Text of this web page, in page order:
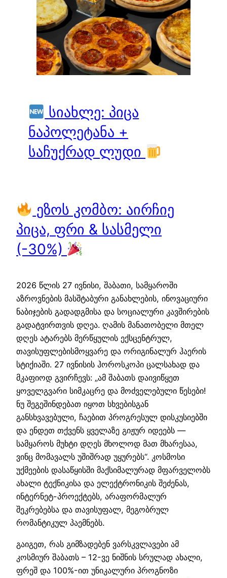
სიახლე: პიცა
ნაპოლეტანა +
საჩუქრად ლუდი
ეზოს კომბო: აირჩიე
პიცა, ფრი & სასმელი
(-30%)
2026 წლის 27 ივნისი, შაბათი, სამყაროში
აზროვნების მასშტაბური განახლების, ინოვაციური
ნაბიჯების გადადგმისა და სოციალური კავშირების
გადატვირთვის დღეა. ღამის მანათობელი მთელ
დღეს ატარებს მერწყულის ექსცენტრულ,
თავისუფლებისმოყვარე და ორიგინალურ ჰაერის
სტიქიაში. 27 ივნისის ჰოროსკოპი ცალსახად და
მკაფიოდ გვირჩევს: „ამ შაბათს დაივიწყეთ
ყოველგვარი სიმკაცრე და მოძველებული წესები!
ნუ შეგეშინდებათ იყოთ სხვებისგან
განსხვავებული, ჩაებით პროგრესულ დისკუსიებში
და ენდეთ თქვენს ყველაზე გიჟურ იდეებს —
სამყაროს მუხტი დღეს მხოლოდ მათ მხარესაა,
ვინც მომავალს უშიშრად უყურებს“. კოსმოსი
უქმეების დასაწყისში მაქსიმალურად მფარველობს
ახალი ტექნიკისა და ელექტრონიკის შეძენას,
ინტერნეტ-პროექტებს, არაფორმალურ
შეკრებებსა და თავისუფალ, მეგობრულ
რომანტიკულ პაემნებს.
გაიგეთ, რას გიმზადებენ ვარსკვლავები ამ
კოსმიურ შაბათს – 12-ვე ნიშნის სრულად ახალი,
ფრეშ და 100%-ით უნიკალური პროგნოზი